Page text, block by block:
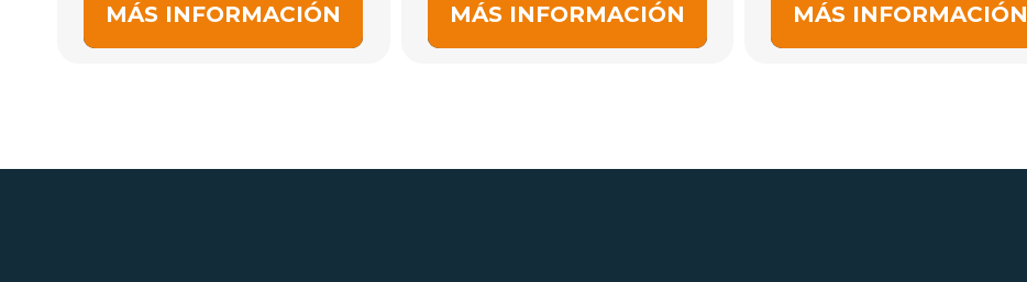
MÁS INFORMACIÓN MÁS INFORMACIÓN MÁS INFORMACIÓN